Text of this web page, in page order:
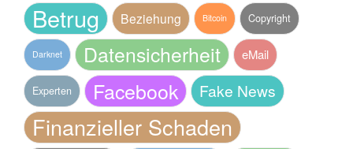
Betrug Beziehung Bitcoin Copyright
Darknet Datensicherheit eMail
Experten Facebook Fake News
Finanzieller Schaden